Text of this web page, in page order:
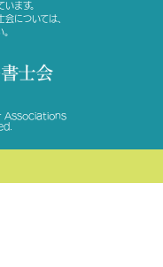
ます。
については、
Associations